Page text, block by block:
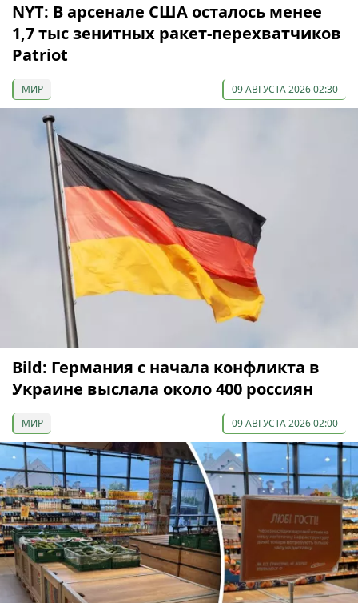
NYT: В арсенале США осталось менее
1,7 тыс зенитных ракет-перехватчиков
Patriot
МИР 09 АВГУСТА 2026 02:30
Bild: Германия с начала конфликта в
Украине выслала около 400 россиян
МИР 09 АВГУСТА 2026 02:00